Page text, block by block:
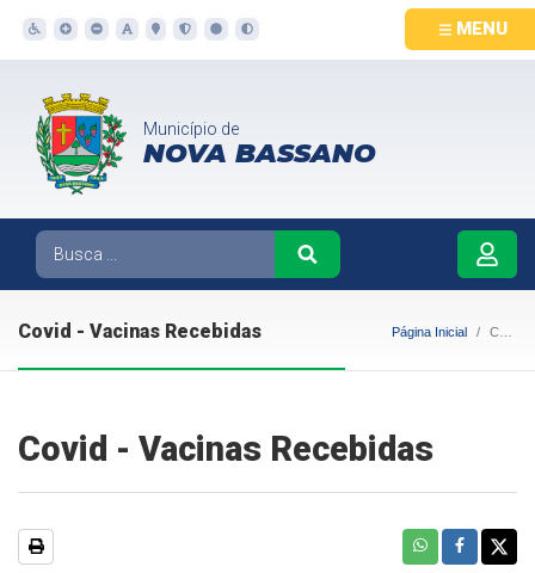
MENU
Município de
NOVA BASSANO
Covid - Vacinas Recebidas Página Inicial Covid - Vacinas Recebidas
Covid - Vacinas Recebidas